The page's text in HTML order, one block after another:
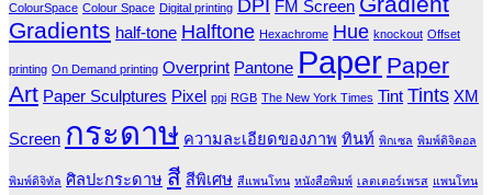
ColourSpace Colour Space Digital printing DPI FM Screen
Gradients half-tone Halftone Hexachrome Hue knockout Offset
printing On Demand printing Overprint Pantone Paper Paper
Art Paper Sculptures Pixel ppi RGB The New York Times Tint Tints XM
Screen กระดาษ ความละเอียดของภาพ ทินท์ พิกเซล พิมพ์ดิจิตอล
พิมพ์ดิจิทัล ศิลปะกระดาษ สี สีพิเศษ สีแพนโทน หนังสือพิมพ์ เลตเตอร์เพรส แพนโทน